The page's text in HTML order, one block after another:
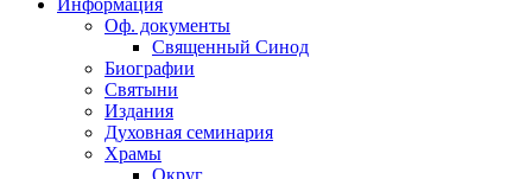
Оф. документы
Священный Синод
Биографии
Святыни
Издания
Духовная семинария
Храмы
Округ